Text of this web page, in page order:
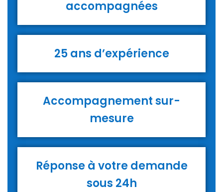
accompagnées
25 ans d’expérience
Accompagnement sur-
mesure
Réponse à votre demande
sous 24h